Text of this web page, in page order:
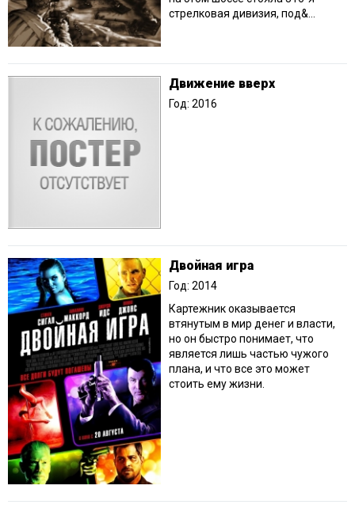
стрелковая дивизия, под&...
Движение вверх
Год: 2016
Двойная игра
Год: 2014
Картежник оказывается
втянутым в мир денег и власти,
но он быстро понимает, что
является лишь частью чужого
плана, и что все это может
стоить ему жизни.